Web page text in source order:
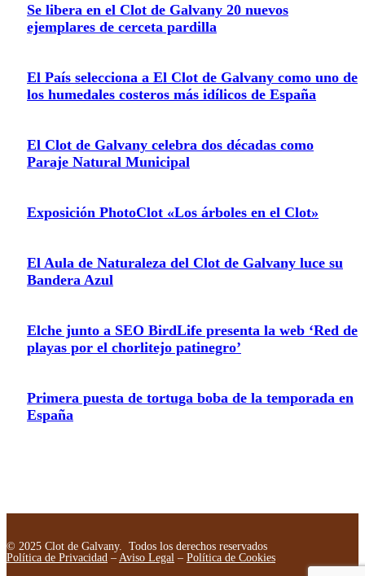
Se libera en el Clot de Galvany 20 nuevos
ejemplares de cerceta pardilla
El País selecciona a El Clot de Galvany como uno de
los humedales costeros más idílicos de España
El Clot de Galvany celebra dos décadas como
Paraje Natural Municipal
Exposición PhotoClot «Los árboles en el Clot»
El Aula de Naturaleza del Clot de Galvany luce su
Bandera Azul
Elche junto a SEO BirdLife presenta la web ‘Red de
playas por el chorlitejo patinegro’
Primera puesta de tortuga boba de la temporada en
España
© 2025 Clot de Galvany. Todos los derechos reservados
Política de Privacidad – Aviso Legal – Política de Cookies